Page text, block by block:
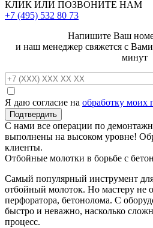
КЛИК ИЛИ ПОЗВОНИТЕ НАМ
+7 (495) 532 80 73
Напишите Ваш
и наш менеджер свяжется с
минут
Я даю согласие на обработку моих
С нами все операции по
выполнены на высоком уровне!
клиенты.
Отбойные молотки в борьбе с
Самый популярный инструмент
отбойный молоток. Но мастеру не
перфоратора, бетонолома. С
быстро и неважно, насколько
процесс.